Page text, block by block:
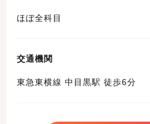
ほぼ全科目
交通機関
東急東横線 中目黒駅 徒歩6分